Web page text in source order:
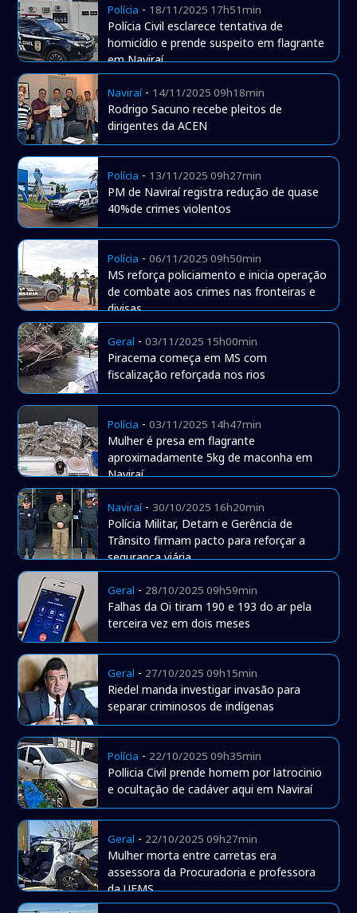
Polícia - 18/11/2025 17h51min
Polícia Civil esclarece tentativa de
homicídio e prende suspeito em flagrante
em Naviraí
Naviraí- 14/11/2025 09h18min
Rodrigo Sacuno recebe pleitos de
dirigentes da ACEN
Polícia - 13/11/2025 09h27min
PM de Naviraí registra redução de quase
40%de crimes violentos
Polícia -06/11/2025 09h50min
MS reforça policiamento e inicia operação
de combate aos crimes nas fronteiras e
divisas
Geral -03/11/2025 15h00min
Piracema começa em MS com
fiscalização reforçada nos rios
Polícia -03/11/2025 14h47min
Mulher é presa em flagrante
aproximadamente 5kg de maconha em
Naviraí
Naviraí- 30/10/2025 16h20min
Polícia Militar, Detarn e Gerência de
Trânsito firmam pacto para reforçar a
segurança viária
Geral - 28/10/2025 09h59min
Falhas da Oi tiram 190 e 193 do ar pela
terceira vez em dois meses
Geral - 27/10/2025 09h15min
Riedel manda investigar invasão para
separar criminosos de indígenas
Polícia - 22/10/2025 09h35min
Pollicia Civil prende homem por latrocinio
e ocultação de cadáver aqui em Naviraí
Geral - 22/10/2025 09h27min
Mulher morta entre carretas era
assessora da Procuradoria e professora
da UEMS